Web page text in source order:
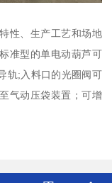
性、生产工艺和场地
准型的单电动葫芦可
轨;入料口的光圈阀可
气动压袋装置；可增